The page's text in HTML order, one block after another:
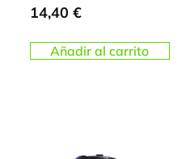
14,40 €
Añadir al carrito